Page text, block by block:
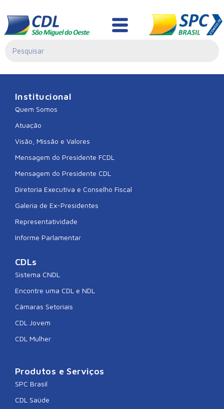
Liquida São Miguel
Institucional
Quem Somos
Atuação
Visão, Missão e Valores
Mensagem do Presidente FCDL
Mensagem do Presidente CDL
Diretoria Executiva e Conselho Fiscal
Galeria de Ex-Presidentes
Representatividade
Informe Parlamentar
CDLs
Sistema CNDL
Encontre uma CDL e NDL
Câmaras Setoriais
CDL Jovem
CDL Mulher
Produtos e Serviços
SPC Brasil
CDL Saúde